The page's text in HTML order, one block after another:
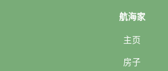
航海家
主页
房子